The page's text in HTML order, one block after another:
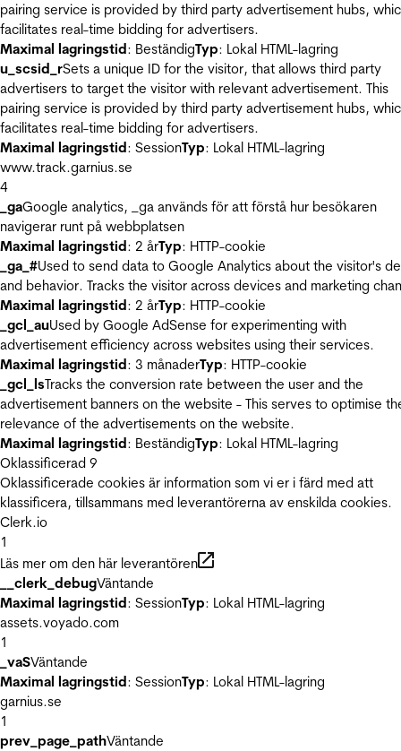
pairing service is provided by third party advertisement hubs,
facilitates real-time bidding for advertisers.
Maximal lagringstid: BeständigTyp: Lokal HTML-lagring
u_scsid_rSets a unique ID for the visitor, that allows third party
advertisers to target the visitor with relevant advertisement. This
pairing service is provided by third party advertisement hubs,
facilitates real-time bidding for advertisers.
Maximal lagringstid: SessionTyp: Lokal HTML-lagring
www.track.garnius.se
4
_gaGoogle analytics, _ga används för att förstå hur besökaren
navigerar runt på webbplatsen
Maximal lagringstid: 2 årTyp: HTTP-cookie
_ga_#Used to send data to Google Analytics about the visitor's
and behavior. Tracks the visitor across devices and marketing
Maximal lagringstid: 2 årTyp: HTTP-cookie
_gcl_auUsed by Google AdSense for experimenting with
advertisement efficiency across websites using their services.
Maximal lagringstid: 3 månaderTyp: HTTP-cookie
_gcl_lsTracks the conversion rate between the user and the
advertisement banners on the website - This serves to optimise
relevance of the advertisements on the website.
Maximal lagringstid: BeständigTyp: Lokal HTML-lagring
Oklassificerad 9
Oklassificerade cookies är information som vi er i färd med att
klassificera, tillsammans med leverantörerna av enskilda cookies.
Clerk.io
1
Läs mer om den här leverantören
__clerk_debugVäntande
Maximal lagringstid: SessionTyp: Lokal HTML-lagring
assets.voyado.com
1
_vaSVäntande
Maximal lagringstid: SessionTyp: Lokal HTML-lagring
garnius.se
1
prev_page_pathVäntande